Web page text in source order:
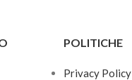
POLITICHE
Privacy Policy